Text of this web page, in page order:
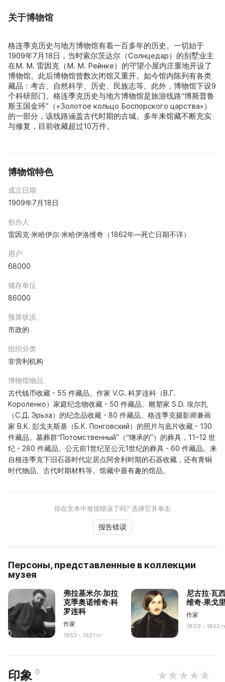
关于博物馆
格连季克历史与地方博物馆有着一百多年的历史。一切始于
1909年7月18日，当时索尔茨达尔（Солнцедар）的别墅业主
在M. M. 雷因克（М. М. Рейнке）的守望小屋内庄重地开设了
博物馆。此后博物馆曾数次闭馆又重开。如今馆内陈列有各类
藏品：考古、自然科学、历史、民族志等。此外，博物馆下设9
个科研部门。格连季克历史与地方博物馆是旅游线路“博斯普鲁
斯王国金环”（«Золотое кольцо Боспорского царства»）
的一部分，该线路涵盖古代时期的古城。多年来馆藏不断充实
与修复，目前收藏超过10万件。
博物馆特色
成立日期
1909年7月18日
创办人
雷因克·米哈伊尔·米哈伊洛维奇（1862年—死亡日期不详）
用户
68000
储存单位
86000
预算状况
市政的
组织分类
非营利机构
博物馆物品
古代钱币收藏 - 55 件藏品。作家 V.G. 科罗连科（В.Г.
Короленко）家庭纪念物收藏 - 50 件藏品。雕塑家 S.D. 埃尔扎
（С.Д. Эрьза）的纪念品收藏 - 80 件藏品。格连季克摄影师兼画
家 B.K. 彭戈夫斯基（Б.К. Понговский）的照片与底片收藏 - 130
件藏品。墓葬群“Потомственный”（“继承的”）的葬具，11–12 世
纪 - 280 件藏品。公元前1世纪至公元1世纪的葬具 - 60 件藏品。来
自格连季克下旧石器时代定居点阿舍利时期的石器收藏，还有青铜
时代物品、古代时期材料等。馆藏中最有趣的馆品。
你在文本中发现错误了吗? 选择它并单击
报告错误
Персоны, представленные в коллекции
музея
弗拉基米尔·加拉
克季奥诺维奇·科
罗连科
作家
1853 - 1921 гг
尼古拉·瓦
维奇·果戈
作家
1809 - 1852
印象 0